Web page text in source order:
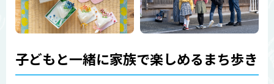
子どもと一緒に家族で楽しめるまち歩き